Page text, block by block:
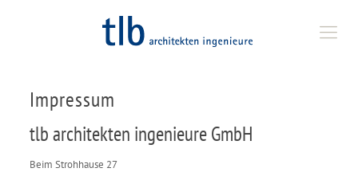
Impressum
tlb architekten ingenieure GmbH
Beim Strohhause 27